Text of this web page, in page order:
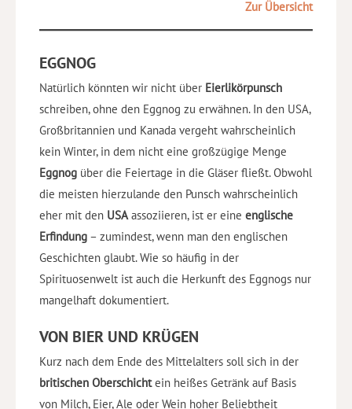
Zur Übersicht
EGGNOG
Natürlich könnten wir nicht über Eierlikörpunsch
schreiben, ohne den Eggnog zu erwähnen. In den USA,
Großbritannien und Kanada vergeht wahrscheinlich
kein Winter, in dem nicht eine großzügige Menge
Eggnog über die Feiertage in die Gläser fließt. Obwohl
die meisten hierzulande den Punsch wahrscheinlich
eher mit den USAassoziieren, ist er eine englische
Erfindung – zumindest, wenn man den englischen
Geschichten glaubt. Wie so häufig in der
Spirituosenwelt ist auch die Herkunft des Eggnogs nur
mangelhaft dokumentiert.
VON BIER UND KRÜGEN
Kurz nach dem Ende des Mittelalters soll sich in der
britischen Oberschichtein heißes Getränk auf Basis
von Milch, Eier, Ale oder Wein hoher Beliebtheit